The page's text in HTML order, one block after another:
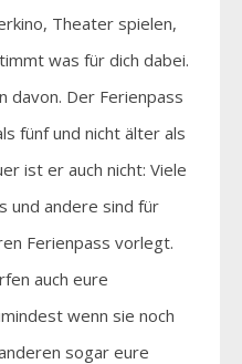
Theater spielen,
was für dich dabei.
davon. Der Ferienpass
fünf und nicht älter als
ist er auch nicht: Viele
und andere sind für
Ferienpass vorlegt.
auch eure
wenn sie noch
sogar eure